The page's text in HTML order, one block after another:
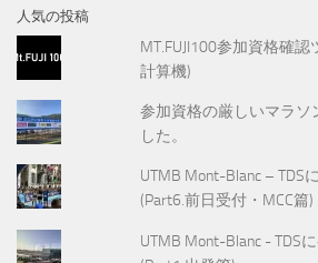
人気の投稿
MT.FUJI100参加資格確認
計算機)
参加資格の厳しいマラソ
した。
UTMB Mont-Blanc – TDS
(Part6.前日受付・MCC篇)
UTMB Mont-Blanc - TDS